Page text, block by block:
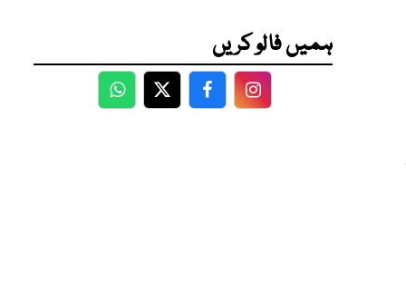
ہمیں فالو کریں
WhatsApp
TwitterFacebookFacebook